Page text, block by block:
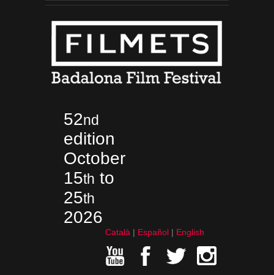
52nd
edition
October
15th to
25th
2026
Català Español English